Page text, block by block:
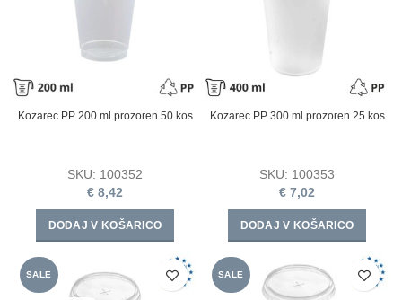
Kozarec PP 200 ml prozoren 50 kos
SKU: 100352
€ 8,42
DODAJ V KOŠARICO
Kozarec PP 300 ml prozoren 25 kos
SKU: 100353
€ 7,02
DODAJ V KOŠARICO
SALE SALE